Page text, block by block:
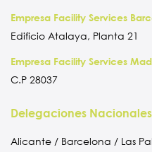
Empresa Facility Services
Edificio Atalaya, Planta 21
Empresa Facility Services
C.P 28037
Delegaciones Nacionales
Alicante / Barcelona / Las